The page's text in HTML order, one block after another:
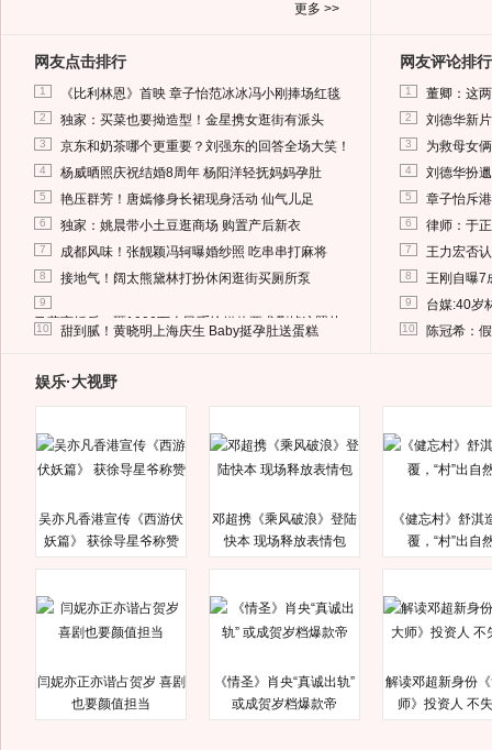
更多 >>
网友点击排行
1 《比利林恩》首映 章子怡范冰冰冯小刚捧场红毯
2 独家：买菜也要拗造型！金星携女逛街有派头
3 京东和奶茶哪个更重要？刘强东的回答全场大笑！
4 杨威晒照庆祝结婚8周年 杨阳洋轻抚妈妈孕肚
5 艳压群芳！唐嫣修身长裙现身活动 仙气儿足
6 独家：姚晨带小土豆逛商场 购置产后新衣
7 成都风味！张靓颖冯轲曝婚纱照 吃串串打麻将
8 接地气！阔太熊黛林打扮休闲逛街买厕所泵
9
马蓉离婚后，砸1000万人民币给媒体要求删掉这照片
10 甜到腻！黄晓明上海庆生 Baby挺孕肚送蛋糕
网友评论排行
1 董卿：这
2 刘德华新
3 为救母女
4 刘德华扮
5 章子怡斥
6 律师：于
7 王力宏否
8 王刚自曝7
9 台媒:40岁
10 陈冠希：
娱乐·大视野
吴亦凡香港宣传《西游伏
妖篇》 获徐导星爷称赞
邓超携《乘风破浪》登陆
快本 现场释放表情包
《健忘村》舒淇
覆，“村”出自
闫妮亦正亦谐占贺岁 喜剧
也要颜值担当
《情圣》肖央“真诚出轨”
或成贺岁档爆款帝
解读邓超新身份
师》投资人 不